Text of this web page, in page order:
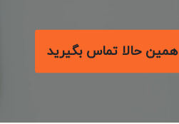
همین حالا تماس بگیرید